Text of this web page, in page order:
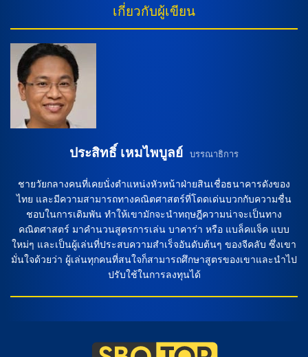
ซาน, อัลเบร์โต้ เรน่า, และอิลยาส ไชร่า เชื่อมโยงการโต้คุม
บริเวณกลางสนาม บทบาทนี้จะเป็นของควาซี่ ซีโบ และซานติอา
การ์โม่, และฆาเบียร์ โลเปซ จะรับผิดชอบบริเวณรับ นอกจากนี้ มิ
เกล อังเคล ซานเชซ มูนญอซ และอัซเซอดีน อูนาอี มีความไม่
แน่ใจในสภาพร่างกายก่อนการแข่งขัน ในขณะที่ อารอน เอสกาน
เดลล์ และ คริสเตียน […]
เกี่ยวกับผู้เขียน
ประสิทธิ์ เหมไพบูลย์ บรรณาธิการ
ชายวัยกลางคนที่เคยนั่งตำแหน่งหัวหน้าฝ่ายสินเชื่อธนาคารดังของ
ไทย และมีความสามารถทางคณิตศาสตร์ที่โดดเด่นบวกกับความชื่น
ชอบในการเดิมพัน ทำให้เขามักจะนำทฤษฎีความน่าจะเป็นทาง
คณิตศาสตร์ มาคำนวนสูตรการเล่น บาคาร่า หรือ แบล็คแจ็ค แบบ
ใหม่ๆ และเป็นผู้เล่นที่ประสบความสำเร็จอันดับต้นๆ ของจีคลับ ซึ่งเขา
มั่นใจด้วยว่า ผู้เล่นทุกคนที่สนใจก็สามารถศึกษาสูตรของเขาและนำไป
ปรับใช้ในการลงทุนได้